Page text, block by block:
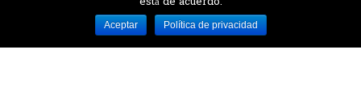
Desarrollado por MJTEC.
Aceptar Política de privacidad